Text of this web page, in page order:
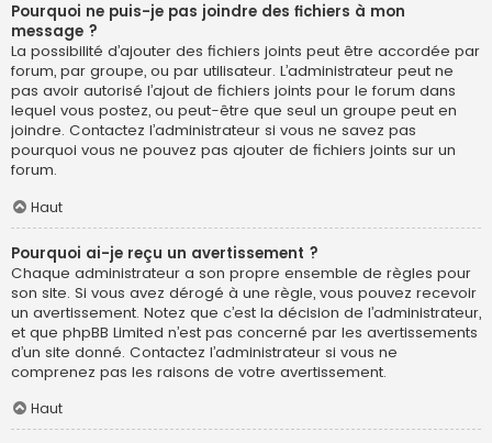
Pourquoi ne puis-je pas joindre des fichiers à mon
message ?
La possibilité d’ajouter des fichiers joints peut être accordée par
forum, par groupe, ou par utilisateur. L’administrateur peut ne
pas avoir autorisé l’ajout de fichiers joints pour le forum dans
lequel vous postez, ou peut-être que seul un groupe peut en
joindre. Contactez l’administrateur si vous ne savez pas
pourquoi vous ne pouvez pas ajouter de fichiers joints sur un
forum.
Haut
Pourquoi ai-je reçu un avertissement ?
Chaque administrateur a son propre ensemble de règles pour
son site. Si vous avez dérogé à une règle, vous pouvez recevoir
un avertissement. Notez que c’est la décision de l’administrateur,
et que phpBB Limited n’est pas concerné par les avertissements
d’un site donné. Contactez l’administrateur si vous ne
comprenez pas les raisons de votre avertissement.
Haut